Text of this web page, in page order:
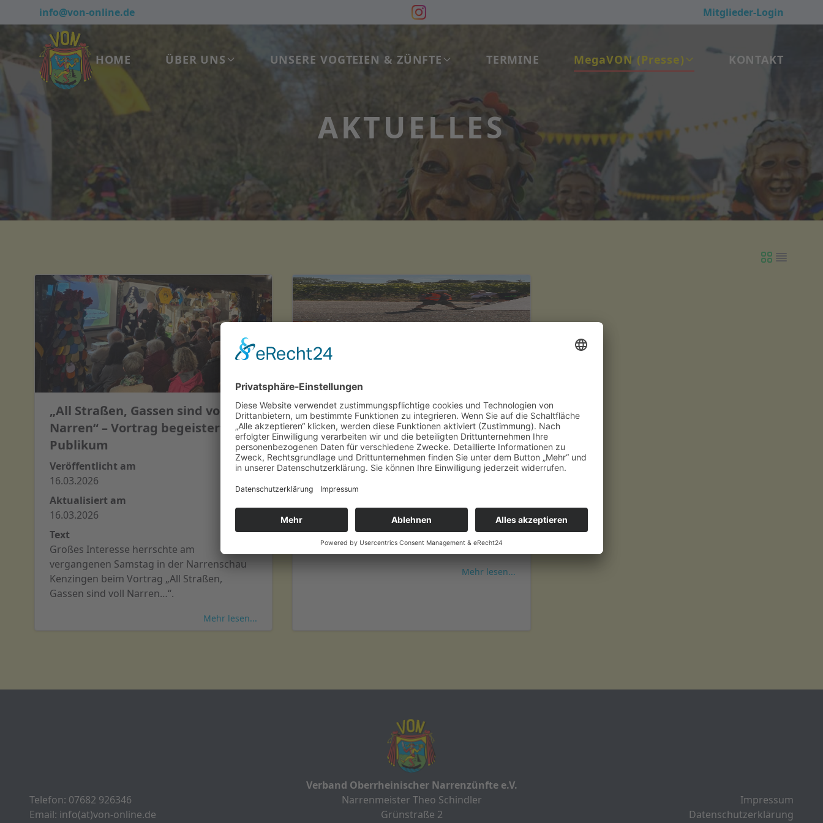
info@von-online.de Mitglieder-Login
HOME ÜBER UNS UNSERE VOGTEIEN & ZÜNFTE TERMINE MegaVON (Presse) KONTAKT
AKTUELLES
„All Straßen, Gassen sind voll
Narren“ – Vortrag begeistert
Publikum
Veröffentlicht am
16.03.2026
Aktualisiert am
16.03.2026
Text
Großes Interesse herrschte am
vergangenen Samstag in der Narrenschau
Kenzingen beim Vortrag „All Straßen,
Gassen sind voll Narren…“.
Mehr lesen...
Ergebnisse des VON -
Seifenkistenrennen 2026
Veröffentlicht am
07.07.2026
Aktualisiert am
07.07.2026
Mit Vollgas durch die Reben – Nachwuchs-
Narren erobern Ringsheim auf vier Rädern
Mehr lesen...
Telefon: 07682 926346
Email: info(at)von-online.de
Verband Oberrheinischer Narrenzünfte e.V.
Narrenmeister Theo Schindler
Grünstraße 2
Impressum
Datenschutzerklärung